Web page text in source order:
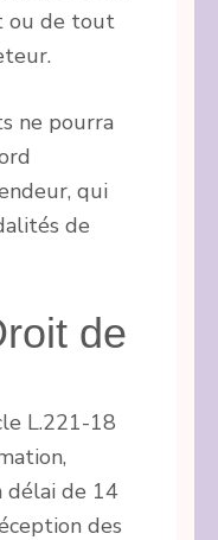
ou de tout
ne pourra
qui
de
de
L.221-18
délai de 14
des